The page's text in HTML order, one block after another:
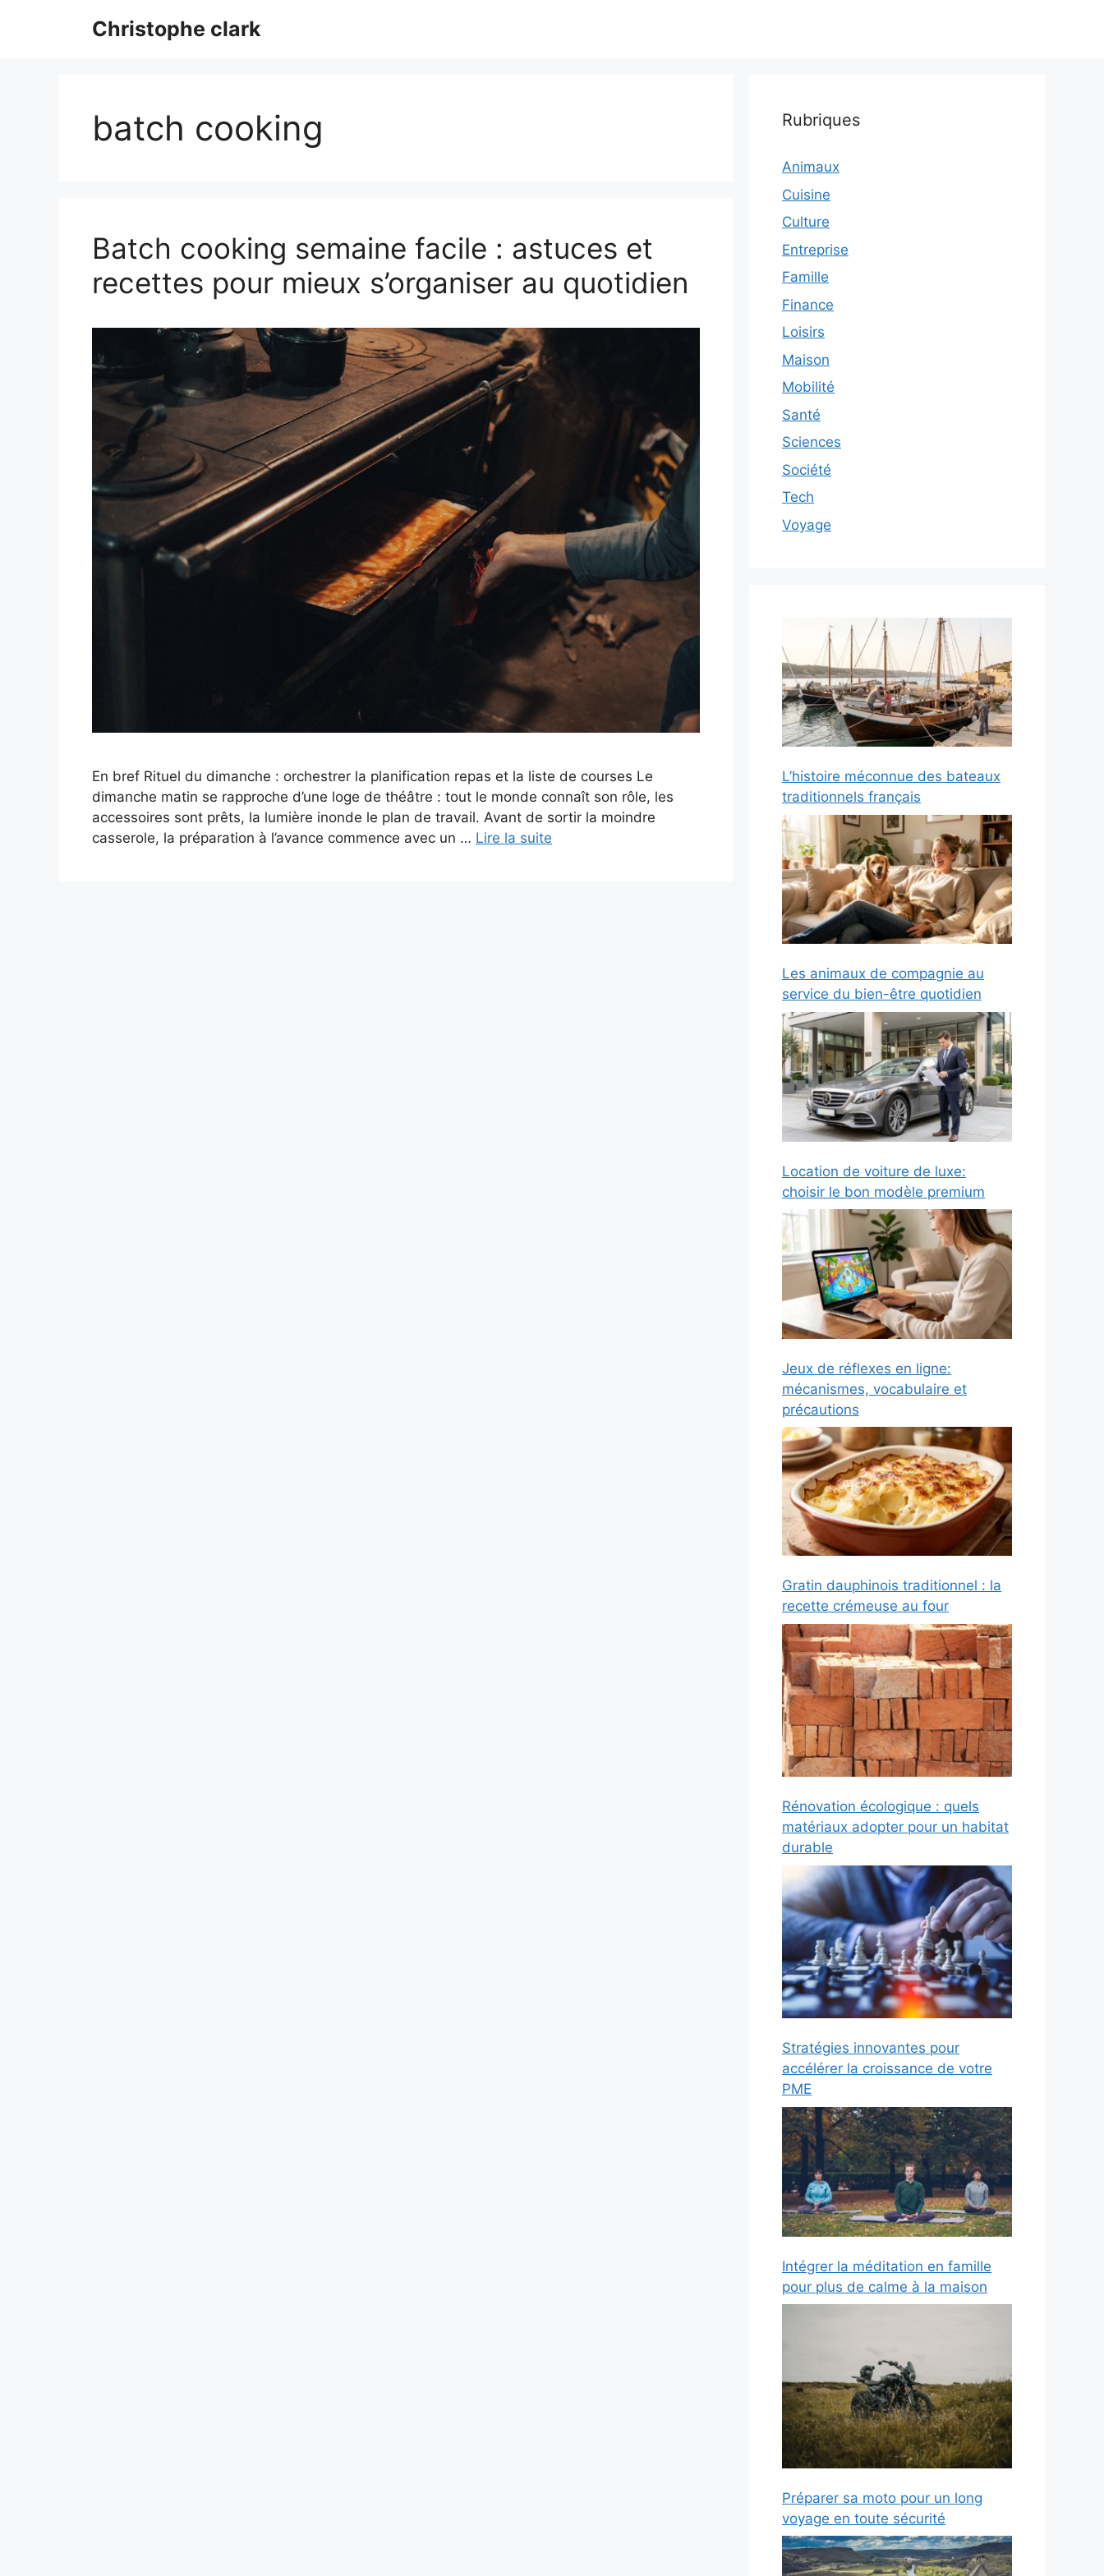
Christophe clark
batch cooking
Batch cooking semaine facile : astuces et
recettes pour mieux s’organiser au quotidien
En bref Rituel du dimanche : orchestrer la planification repas et la liste de courses Le
dimanche matin se rapproche d’une loge de théâtre : tout le monde connaît son rôle, les
accessoires sont prêts, la lumière inonde le plan de travail. Avant de sortir la moindre
casserole, la préparation à l’avance commence avec un … Lire la suite
Rubriques
Animaux
Cuisine
Culture
Entreprise
Famille
Finance
Loisirs
Maison
Mobilité
Santé
Sciences
Société
Tech
Voyage
L’histoire méconnue des bateaux
traditionnels français
Les animaux de compagnie au
service du bien-être quotidien
Location de voiture de luxe:
choisir le bon modèle premium
Jeux de réflexes en ligne:
mécanismes, vocabulaire et
précautions
Gratin dauphinois traditionnel : la
recette crémeuse au four
Rénovation écologique : quels
matériaux adopter pour un habitat
durable
Stratégies innovantes pour
accélérer la croissance de votre
PME
Intégrer la méditation en famille
pour plus de calme à la maison
Préparer sa moto pour un long
voyage en toute sécurité